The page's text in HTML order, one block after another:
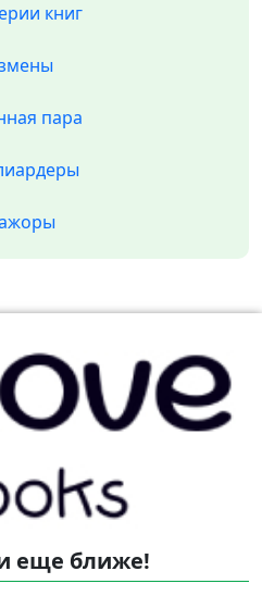
книг
пара
еще ближе!